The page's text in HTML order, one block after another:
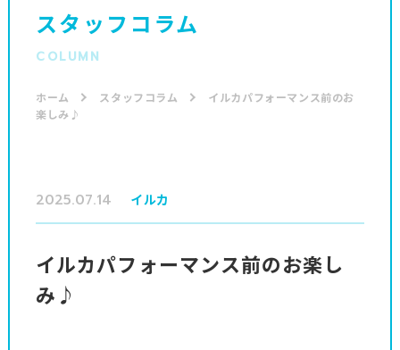
スタッフコラム
COLUMN
ホーム スタッフコラム
イルカパフォーマンス前のお
楽しみ♪
2025.07.14 イルカ
イルカパフォーマンス前のお楽し
み♪